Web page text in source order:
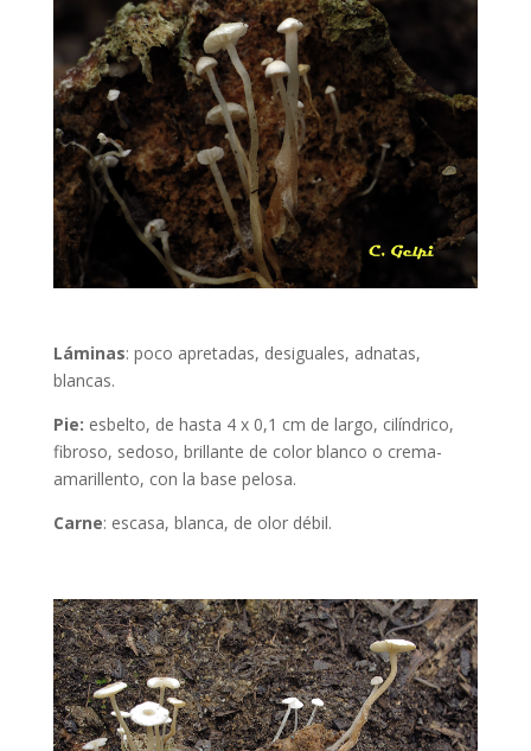
Láminas: poco apretadas, desiguales, adnatas,
blancas.
Pie: esbelto, de hasta 4 x 0,1 cm de largo, cilíndrico,
fibroso, sedoso, brillante de color blanco o crema-
amarillento, con la base pelosa.
Carne: escasa, blanca, de olor débil.